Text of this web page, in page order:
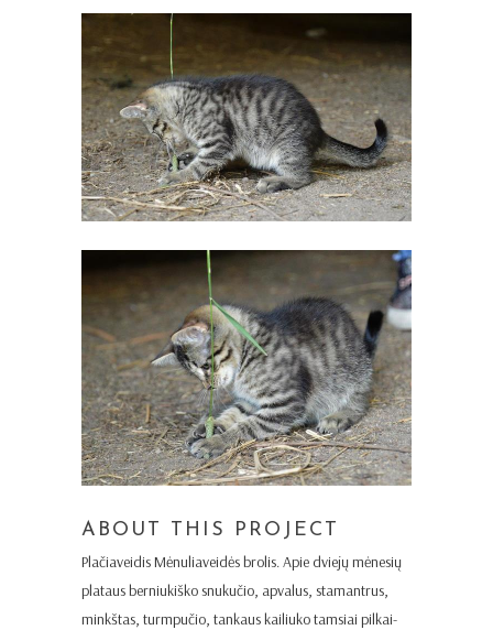
ABOUT THIS PROJECT
Plačiaveidis Mėnuliaveidės brolis. Apie dviejų mėnesių
plataus berniukiško snukučio, apvalus, stamantrus,
minkštas, turmpučio, tankaus kailiuko tamsiai pilkai-